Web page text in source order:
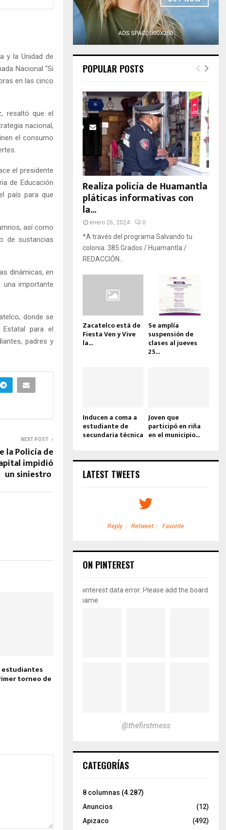
y la Unidad de
Nacional “Si
en las cinco
resaltó que el
nacional,
el consumo
el presidente
de Educación
país para que
así como
de sustancias
dinámicas, en
importante
donde se
para el
padres y
NEXT POST
la Policía de
impidió
un siniestro
torneo de
POPULAR POSTS
Realiza policía de Huamantla
pláticas informativas con
la...
enero 26, 2024 0
*A través del programa Salvando tu
colonia. 385 Grados / Huamantla /
REDACCIÓN...
Zacatelco está de
Fiesta Ven y Vive
la...
Se amplía
suspensión de
clases al jueves
25...
Inducen a coma a
estudiante de
secundaria técnica
Joven que
participó en riña
en el municipio...
LATEST TWEETS
Reply Retweet Favorite
ON PINTEREST
pinterest data error: Please add the board
name
@thefirstmess
CATEGORÍAS
8 columnas (4.287)
Anuncios
(12)
Apizaco
(492)